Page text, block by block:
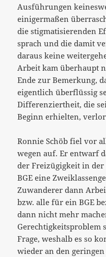
Ausführungen
einigermaßen
die stigmatisierenden
sprach und die damit
daraus keine
Arbeit kam überhaupt
Ende zur Bemerkung,
eigentlich überflüssig
Differenziertheit, die
Beginn erhielten,
Ronnie Schöb fiel vor
wegen auf. Er entwarf
der Freizügigkeit in
BGE eine
Zuwanderer dann
bzw. alle für ein BGE
dann nicht mehr
Gerechtigkeitsproblem
Frage, weshalb es so
wieder an den